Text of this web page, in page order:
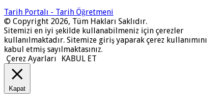
Tarih Portalı - Tarih Öğretmeni
© Copyright 2026, Tüm Hakları Saklıdır.
Sitemizi en iyi şekilde kullanabilmeniz için çerezler
kullanılmaktadır. Sitemize giriş yaparak çerez kullanımını
kabul etmiş sayılmaktasınız.
Çerez Ayarları
KABUL ET
Kapat